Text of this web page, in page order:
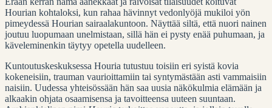
Hourian kohtaloksi, kun rahaa hävinnyt vedonlyöjä mukiloi yön
pimeydessä Hourian sairaalakuntoon. Näyttää siltä, että nuori nainen
joutuu luopumaan unelmistaan, sillä hän ei pysty enää puhumaan, ja
käveleminenkin täytyy opetella uudelleen.
Kuntoutuskeskuksessa Houria tutustuu toisiin eri syistä kovia
kokeneisiin, trauman vaurioittamiin tai syntymästään asti vammaisiin
naisiin. Uudessa yhteisössään hän saa uusia näkökulmia elämään ja
alkaakin ohjata osaamisensa ja tavoitteensa uuteen suuntaan.